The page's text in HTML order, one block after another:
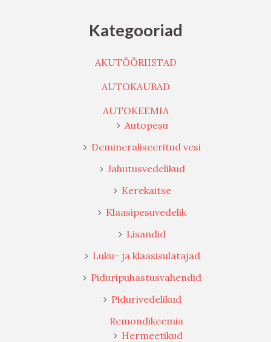
Kategooriad
AKUTÖÖRIISTAD
AUTOKAUBAD
AUTOKEEMIA
Autopesu
Demineraliseeritud vesi
Jahutusvedelikud
Kerekaitse
Klaasipesuvedelik
Lisandid
Luku- ja klaasisulatajad
Piduripuhastusvahendid
Pidurivedelikud
Remondikeemia
Hermeetikud